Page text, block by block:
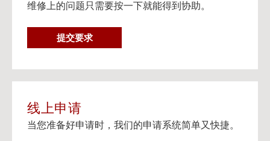
在个人设备上观看流媒体电视
邮寄信息以及楼宇地址
阅读更多
维修上的问题只需要按一下就能得到协助。
提交要求维
修
线上申请
当您准备好申请时，我们的申请系统简单又快捷。